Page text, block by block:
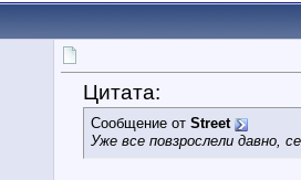
Цитата:
Сообщение от Street
Уже все повзрослели давно,